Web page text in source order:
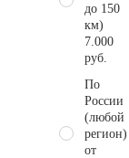
до 150
км)
7.000
руб.
По
России
(любой
регион)
от